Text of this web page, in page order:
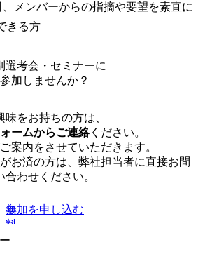
メンバーからの指摘や要望を素直に
きる方
選考会・セミナーに
参加しませんか？
味をお持ちの方は、
ームからご連絡ください。
案内をさせていただきます。
お済の方は、弊社担当者に直接お問
合わせください。
無
料
参加を申し込む